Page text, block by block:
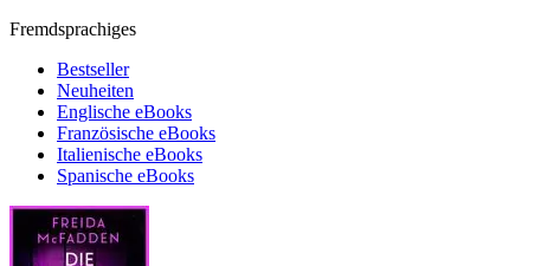
Fremdsprachiges
Bestseller
Neuheiten
Englische eBooks
Französische eBooks
Italienische eBooks
Spanische eBooks